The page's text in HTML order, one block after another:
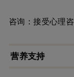
咨询：接受心理
营养支持